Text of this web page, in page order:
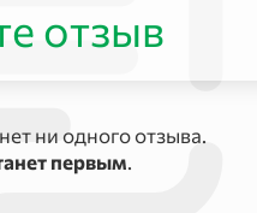
отзыв
ни одного отзыва.
первым.